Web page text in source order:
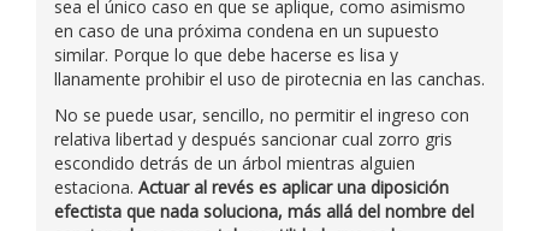
sea el único caso en que se aplique, como asimismo
en caso de una próxima condena en un supuesto
similar. Porque lo que debe hacerse es lisa y
llanamente prohibir el uso de pirotecnia en las canchas.
No se puede usar, sencillo, no permitir el ingreso con
relativa libertad y después sancionar cual zorro gris
escondido detrás de un árbol mientras alguien
estaciona. Actuar al revés es aplicar una diposición
efectista que nada soluciona, más allá del nombre del